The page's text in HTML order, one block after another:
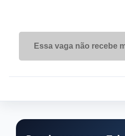
Essa vaga não recebe